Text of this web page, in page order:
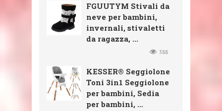
FGUUTYM Stivali da
neve per bambini,
invernali, stivaletti
da ragazza, ...
388
KESSER® Seggiolone
Toni 3in1 Seggiolone
per bambini, Sedia
per bambini, ...